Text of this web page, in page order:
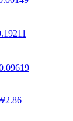
2.86